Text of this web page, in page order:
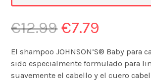
€12.99 €7.79
El shampoo JOHNSON’S® Baby para
sido especialmente formulado para
suavemente el cabello y el cuero